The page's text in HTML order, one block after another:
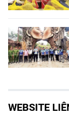
WEBSITE